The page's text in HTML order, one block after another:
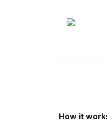
How it